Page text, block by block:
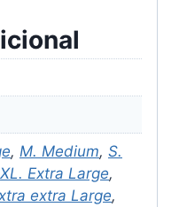
, M. Medium, S.
XL. Extra Large,
extra Large,